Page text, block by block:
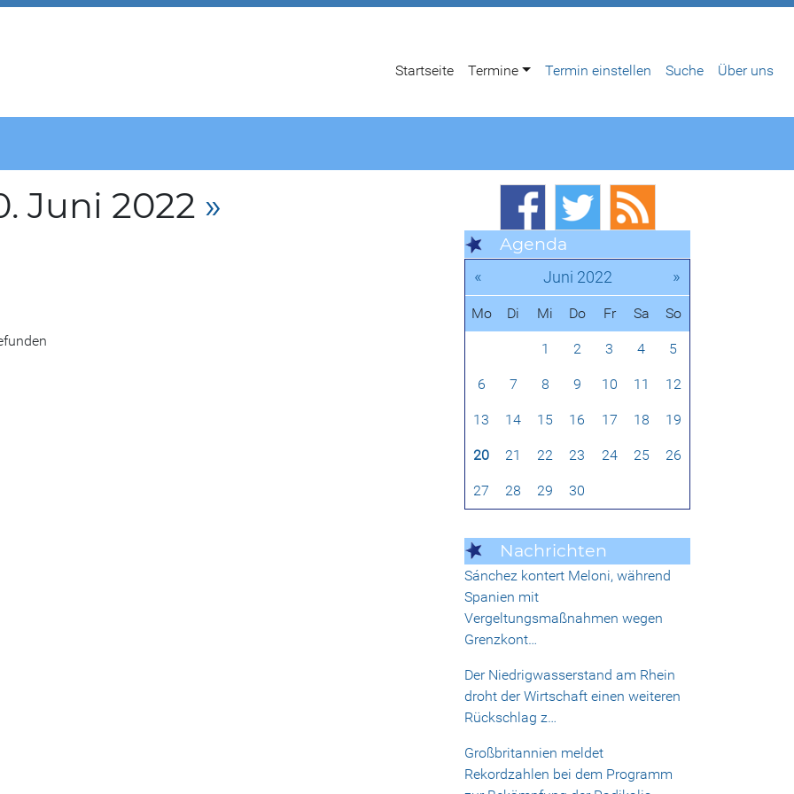
Startseite Termine Termin einstellen Suche Über uns
Juni 2022 »
Agenda
« Juni 2022 »
Mo Di Mi Do Fr Sa So
1 2 3 4 5
6 7 8 9 10 11 12
13 14 15 16 17 18 19
20 21 22 23 24 25 26
27 28 29 30
Nachrichten
Sánchez kontert Meloni, während
Spanien mit
Vergeltungsmaßnahmen wegen
Grenzkont…
Der Niedrigwasserstand am Rhein
droht der Wirtschaft einen weiteren
Rückschlag z…
Großbritannien meldet
Rekordzahlen bei dem Programm